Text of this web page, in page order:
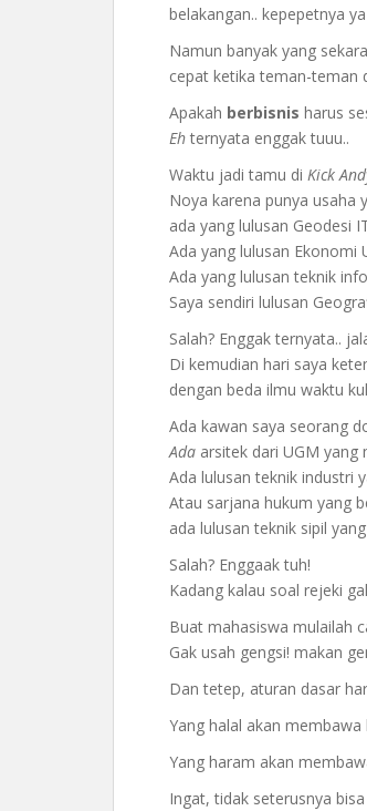
belakangan.. kepepetnya
Namun banyak yang
cepat ketika teman-teman
Apakah berbisnis harus
Eh ternyata enggak tuuu..
Waktu jadi tamu di Kick
Noya karena punya usaha
ada yang lulusan Geodesi
Ada yang lulusan Ekonomi
Ada yang lulusan teknik
Saya sendiri lulusan
Salah? Enggak ternyata..
Di kemudian hari saya
dengan beda ilmu waktu
Ada kawan saya seorang
Ada arsitek dari UGM yang
Ada lulusan teknik industri
Atau sarjana hukum yang
ada lulusan teknik sipil
Salah? Enggaak tuh!
Kadang kalau soal rejeki
Buat mahasiswa mulailah
Gak usah gengsi! makan
Dan tetep, aturan dasar
Yang halal akan
Yang haram akan
Ingat, tidak seterusnya